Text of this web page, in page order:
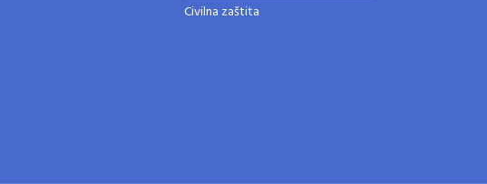
Civilna zaštita